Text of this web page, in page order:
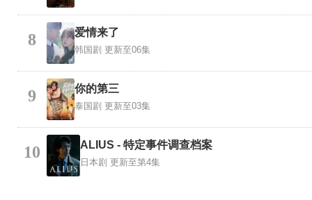
8 爱情来了
韩国剧 更新至06集
9 你的第三
泰国剧 更新至03集
10 ALIUS - 特定事件调查档案
日本剧 更新至第4集